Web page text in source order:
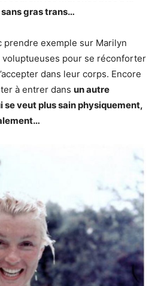
gras trans…
prendre exemple sur Marilyn
pour se réconforter
dans leur corps. Encore
à entrer dans un autre
veut plus sain physiquement,